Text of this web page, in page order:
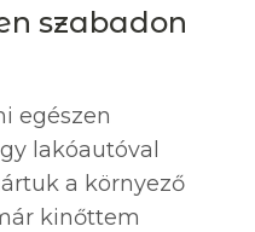
szabadon
egészen
lakóautóval
a környező
kinőttem